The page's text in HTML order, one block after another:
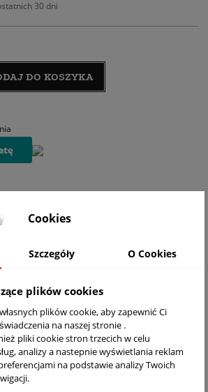
30 dni
DO KOSZYKA
NA AUCIE
BEZPŁATNY
Cookies
Szczegóły O Cookies
plików cookies
plików cookie, aby zapewnić Ci
na naszej stronie .
pliki cookie stron trzecich w celu
analizy a nastepnie wyświetlania reklam
na podstawie analizy Twoich